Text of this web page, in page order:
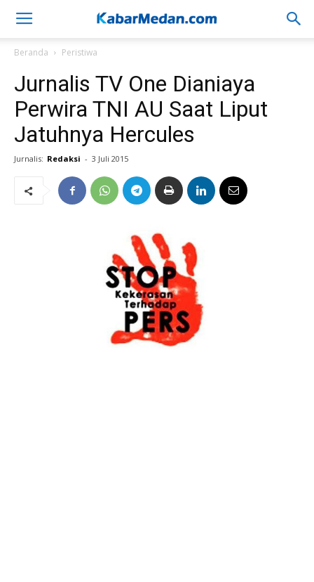
Beranda Peristiwa
Jurnalis TV One Dianiaya
Perwira TNI AU Saat Liput
Jatuhnya Hercules
Jurnalis: Redaksi - 3 Juli 2015